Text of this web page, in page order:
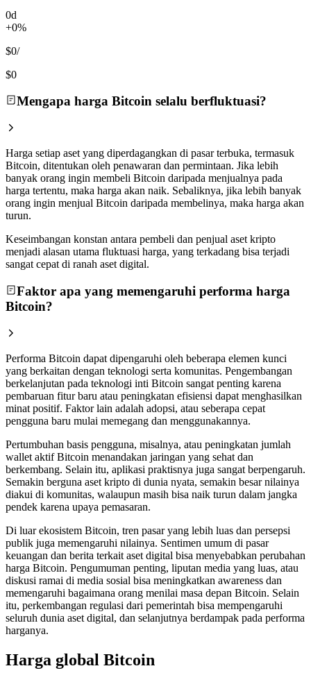
0d
+0%
$0/
$0
Mengapa harga Bitcoin selalu berfluktuasi?
Harga setiap aset yang diperdagangkan di pasar terbuka, termasuk
Bitcoin, ditentukan oleh penawaran dan permintaan. Jika lebih
banyak orang ingin membeli Bitcoin daripada menjualnya pada
harga tertentu, maka harga akan naik. Sebaliknya, jika lebih banyak
orang ingin menjual Bitcoin daripada membelinya, maka harga akan
turun.
Keseimbangan konstan antara pembeli dan penjual aset kripto
menjadi alasan utama fluktuasi harga, yang terkadang bisa terjadi
sangat cepat di ranah aset digital.
Faktor apa yang memengaruhi performa harga
Bitcoin?
Performa Bitcoin dapat dipengaruhi oleh beberapa elemen kunci
yang berkaitan dengan teknologi serta komunitas. Pengembangan
berkelanjutan pada teknologi inti Bitcoin sangat penting karena
pembaruan fitur baru atau peningkatan efisiensi dapat menghasilkan
minat positif. Faktor lain adalah adopsi, atau seberapa cepat
pengguna baru mulai memegang dan menggunakannya.
Pertumbuhan basis pengguna, misalnya, atau peningkatan jumlah
wallet aktif Bitcoin menandakan jaringan yang sehat dan
berkembang. Selain itu, aplikasi praktisnya juga sangat berpengaruh.
Semakin berguna aset kripto di dunia nyata, semakin besar nilainya
diakui di komunitas, walaupun masih bisa naik turun dalam jangka
pendek karena upaya pemasaran.
Di luar ekosistem Bitcoin, tren pasar yang lebih luas dan persepsi
publik juga memengaruhi nilainya. Sentimen umum di pasar
keuangan dan berita terkait aset digital bisa menyebabkan perubahan
harga Bitcoin. Pengumuman penting, liputan media yang luas, atau
diskusi ramai di media sosial bisa meningkatkan awareness dan
memengaruhi bagaimana orang menilai masa depan Bitcoin. Selain
itu, perkembangan regulasi dari pemerintah bisa mempengaruhi
seluruh dunia aset digital, dan selanjutnya berdampak pada performa
harganya.
Harga global Bitcoin